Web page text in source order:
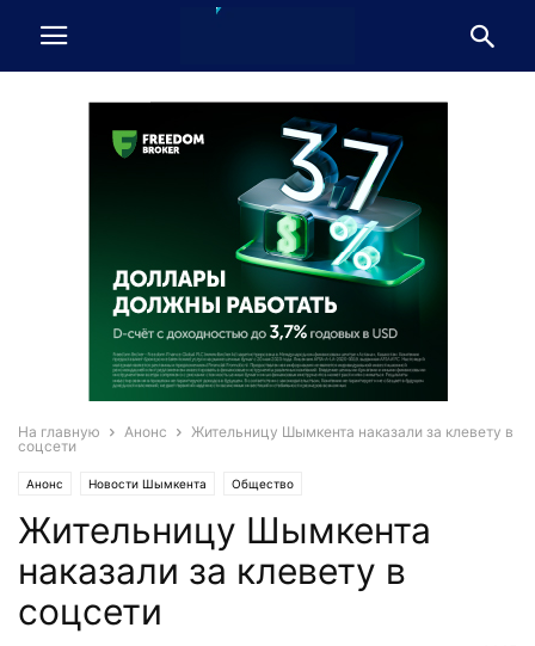
На главную Анонс
Жительницу Шымкента наказали за клевету в
соцсети
Анонс Новости Шымкента Общество
Жительницу Шымкента
наказали за клевету в
соцсети